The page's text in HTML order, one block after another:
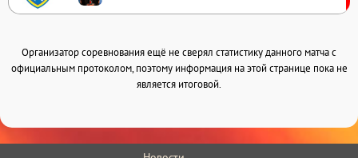
Организатор соревнования ещё не сверял статистику данного матча с
официальным протоколом, поэтому информация на этой странице пока не
является итоговой.